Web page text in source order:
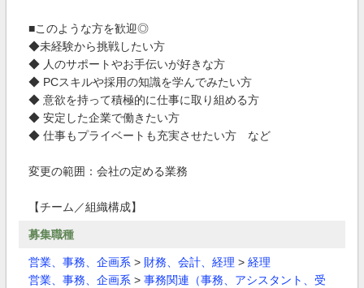
■このような方を歓迎◎
◆未経験から挑戦したい方
◆ 人のサポートやお手伝いが好きな方
◆ PCスキルや採用の知識を学んでみたい方
◆ 意欲を持って積極的に仕事に取り組める方
◆ 安定した企業で働きたい方
◆ 仕事もプライベートも充実させたい方 など
変更の範囲：会社の定める業務
【チーム／組織構成】
募集職種
営業、事務、企画系 > 財務、会計、経理 > 経理
営業、事務、企画系 > 事務関連（事務、アシスタント、受